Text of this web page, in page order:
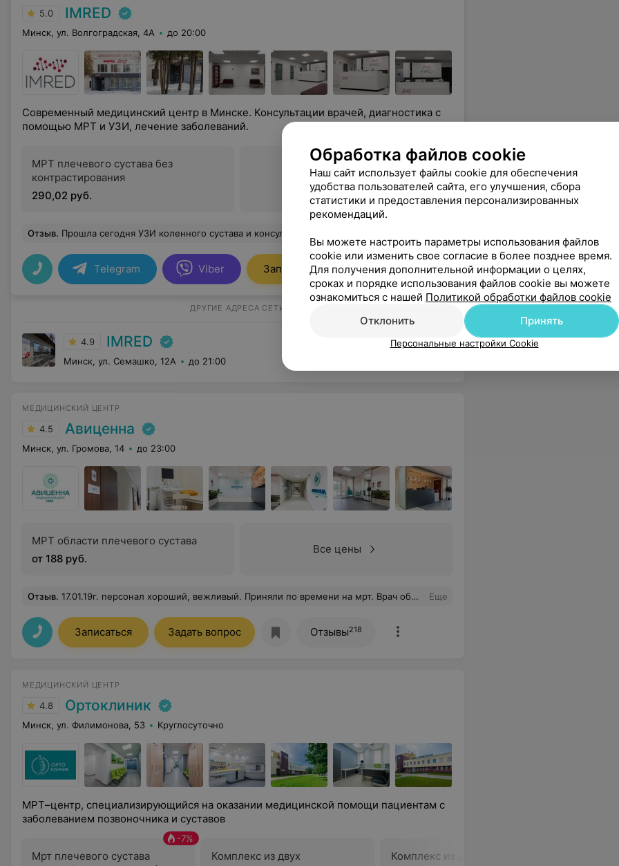
5.0 IMRED
Минск, ул. Волгоградская, 4А до 20:00
Современный медицинский центр в Минске. Консультации врачей, диагностика с
помощью МРТ и УЗИ, лечение заболеваний.
МРТ плечевого сустава без
контрастирования
290,02 руб.
Все цены
Отзыв. Прошла сегодня УЗИ коленного сустава и консультацию ревматолога. УЗИ колена искала долго, делают его единичные медцентры. Спасибо врачу УЗИ Светлане Васильевне Цыганчук за диагностику! Про ревматолога Галину Геннадьевну Степанюк хочется сказать отдельно. Внимательная. ОООчень профессиональная. Понимает, что ты хочешь сказать. Объяснила, какое будет дообследование и что делаем потом. Взяла анализ жидкости из сустава, буду ждать результат и снова на прием в Имред!! Спасибо огромное медицинскому центру за таких замечательных врачей!егодня УЗИ коленного сустава и консультацию ревматолога. УЗИ колена искала долго, делают его единичные медцентры.
Telegram Viber Записаться
ДРУГИЕ АДРЕСА СЕТИ
4.9 IMRED
Минск, ул. Семашко, 12А до 21:00
МЕДИЦИНСКИЙ ЦЕНТР
4.5 Авиценна
Минск, ул. Громова, 14 до 23:00
МРТ области плечевого сустава
от 188 руб.
Все цены
Отзыв. 17.01.19г. персонал хороший, вежливый. Приняли по времени на мрт. Врач объяснила заключение, на все заданные вопросы ответила, довольна. Советую Еще
Записаться Задать вопрос Отзывы218
МЕДИЦИНСКИЙ ЦЕНТР
4.8 Ортоклиник
Минск, ул. Филимонова, 53 Круглосуточно
МРТ–центр, специализирующийся на оказании медицинской помощи пациентам с
заболеванием позвоночника и суставов
Мрт плечевого сустава
-7%
Комплекс из двух
Комплекс из двух
Обработка файлов cookie
Наш сайт использует файлы cookie для обеспечения
удобства пользователей сайта, его улучшения, сбора
статистики и предоставления персонализированных
рекомендаций.
Вы можете настроить параметры использования файлов
cookie или изменить свое согласие в более позднее время.
Для получения дополнительной информации о целях,
сроках и порядке использования файлов cookie вы можете
ознакомиться с нашей Политикой обработки файлов cookie
Отклонить
Принять
Персональные настройки Cookie